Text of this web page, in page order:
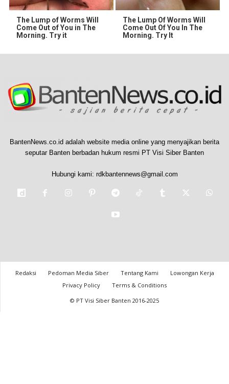
The Lump of Worms Will
Come Out of You in The
Morning. Try it
The Lump Of Worms Will
Come Out Of You In The
Morning. Try It
BantenNews.co.id adalah website media online yang menyajikan berita
seputar Banten berbadan hukum resmi PT Visi Siber Banten
Hubungi kami: rdkbantennews@gmail.com
Redaksi Pedoman Media Siber Tentang Kami
Lowongan Kerja
Privacy Policy
Terms & Conditions
© PT Visi Siber Banten 2016-2025